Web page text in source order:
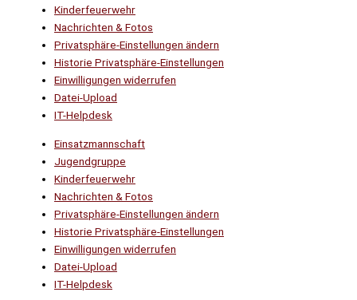
Kinderfeuerwehr
Nachrichten & Fotos
Privatsphäre-Einstellungen ändern
Historie Privatsphäre-Einstellungen
Einwilligungen widerrufen
Datei-Upload
IT-Helpdesk
Einsatzmannschaft
Jugendgruppe
Kinderfeuerwehr
Nachrichten & Fotos
Privatsphäre-Einstellungen ändern
Historie Privatsphäre-Einstellungen
Einwilligungen widerrufen
Datei-Upload
IT-Helpdesk